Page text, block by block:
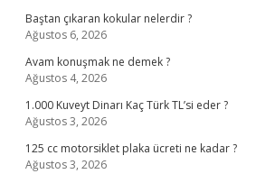
Baştan çıkaran kokular nelerdir ?
Ağustos 6, 2026
Avam konuşmak ne demek ?
Ağustos 4, 2026
1.000 Kuveyt Dinarı Kaç Türk TL’si eder ?
Ağustos 3, 2026
125 cc motorsiklet plaka ücreti ne kadar ?
Ağustos 3, 2026